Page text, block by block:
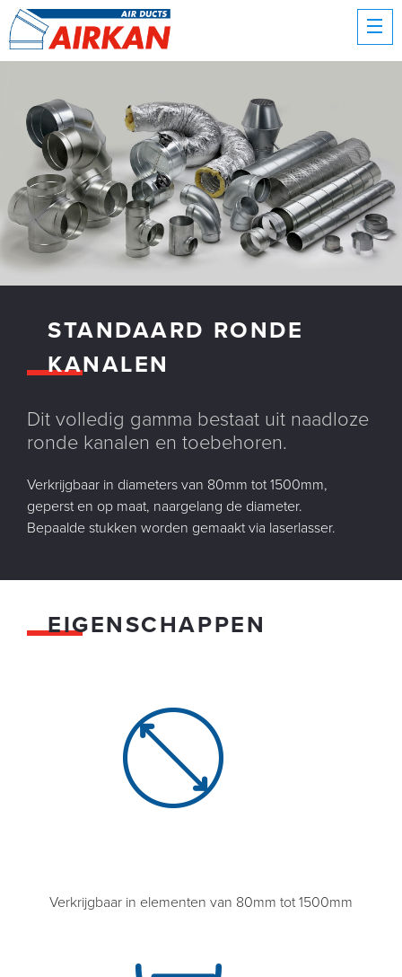
STANDAARD RONDE
KANALEN
Dit volledig gamma bestaat uit naadloze
ronde kanalen en toebehoren.
Verkrijgbaar in diameters van 80mm tot 1500mm,
geperst en op maat, naargelang de diameter.
Bepaalde stukken worden gemaakt via laserlasser.
EIGENSCHAPPEN
Verkrijgbaar in elementen van 80mm tot 1500mm